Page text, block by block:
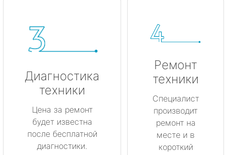
Диагностика
техники
Цена за ремонт
будет известна
после бесплатной
диагностики.
Ремонт
техники
Специалист
производит
ремонт на
месте и в
короткий